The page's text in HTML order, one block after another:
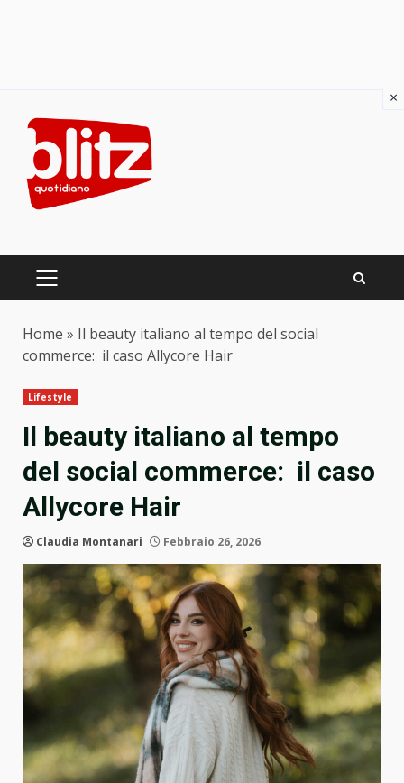
content
PRIMARY
Home » Il beauty italiano al tempo del social
commerce: il caso Allycore Hair
Lifestyle
Il beauty italiano al tempo
del social commerce: il caso
Allycore Hair
Claudia Montanari Febbraio 26, 2026
×